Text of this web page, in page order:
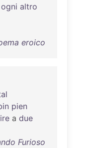
ogni altro
eroico
pien
a due
Furioso